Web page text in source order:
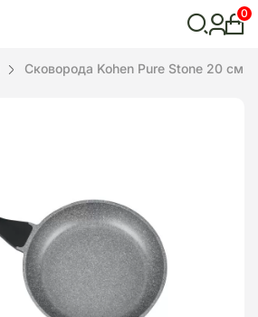
пошук
0
Сковорода Kohen Pure Stone 20 см